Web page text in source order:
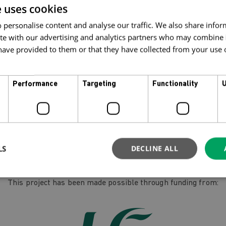
українськими фахівцями з психічного здоров'я в
обліковий запис.
те, що ви вже зареєструвалися.
вашого профілю спеціальний код, який відкриє доступ до
вибору психолога та бронювання сесій ви завжди
0818 500 800
та фінансування - рекомендується раннє бронювання
or office@mymind.org.
– early booking is advised
This project has been made possible through funding from:
cookies
personalise content and analyse our traffic. We also share
with our advertising and analytics partners who may
provided to them or that they have collected from your use
Performance Targeting Functionality
DECLINE ALL